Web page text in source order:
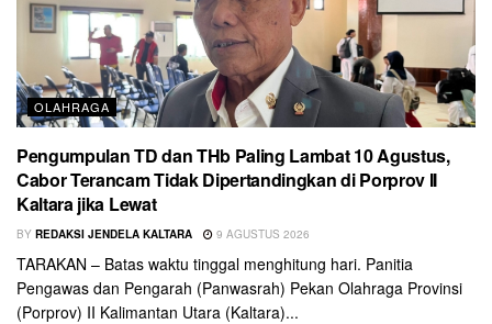
OLAHRAGA
Pengumpulan TD dan THb Paling Lambat 10 Agustus,
Cabor Terancam Tidak Dipertandingkan di Porprov II
Kaltara jika Lewat
BY REDAKSI JENDELA KALTARA 9 AGUSTUS 2026
TARAKAN – Batas waktu tinggal menghitung hari. Panitia
Pengawas dan Pengarah (Panwasrah) Pekan Olahraga Provinsi
(Porprov) II Kalimantan Utara (Kaltara)...